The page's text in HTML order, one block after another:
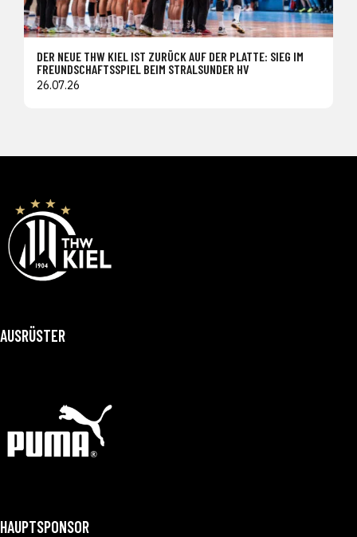
DER NEUE THW KIEL IST ZURÜCK AUF DER PLATTE: SIEG IM
FREUNDSCHAFTSSPIEL BEIM STRALSUNDER HV
26.07.26
AUSRÜSTER
HAUPTSPONSOR